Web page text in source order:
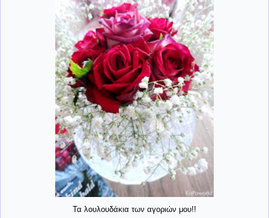
Τα λουλουδάκια των αγοριών μου!!